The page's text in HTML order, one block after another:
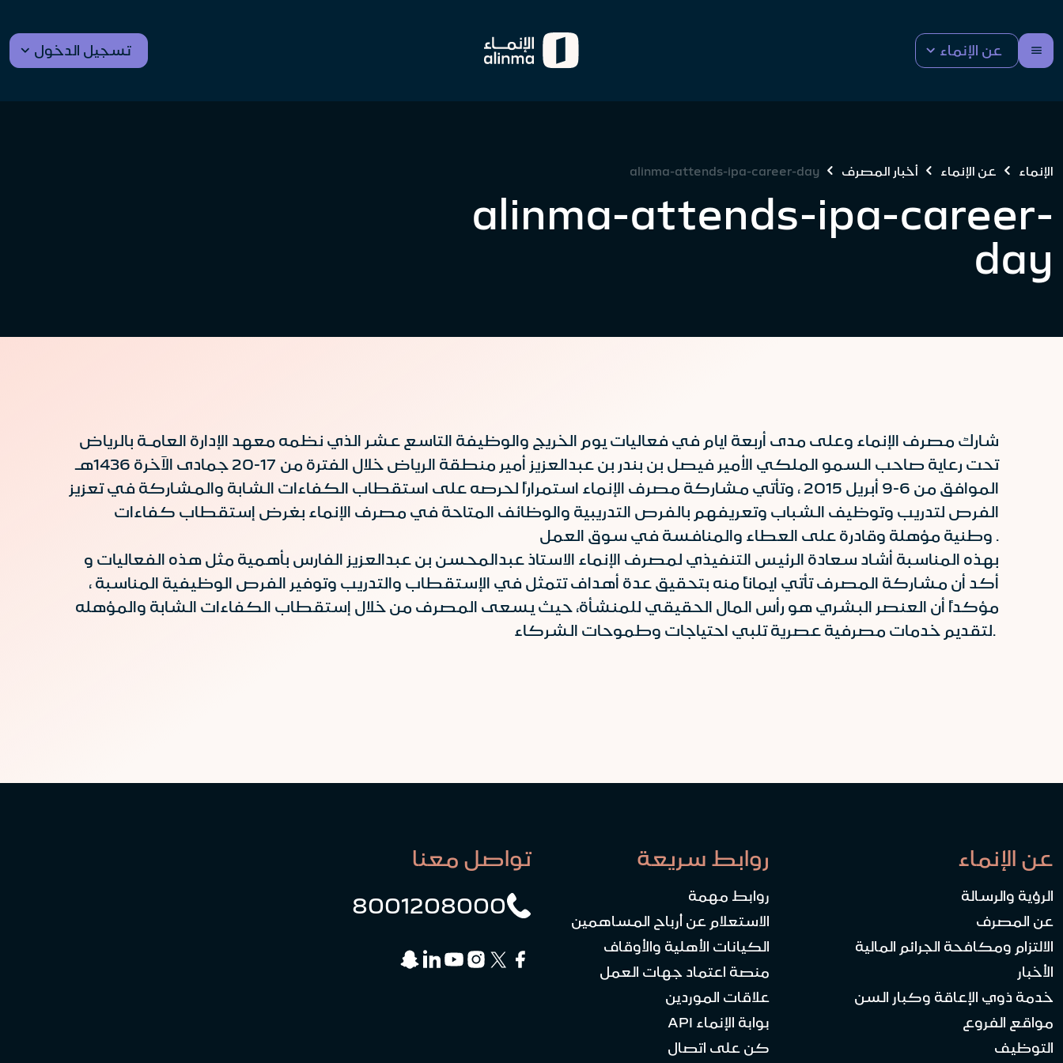
عن الإنماء تسجيل الدخول
الإنماء عن الإنماء أخبار المصرف alinma-attends-ipa-career-day
alinma-attends-ipa-career-
day
تحت رعاية صاحب السمو الملكي الأمير فيصل بن بندر بن عبدالعزيز أمير منطقة الرياض خلال الفترة من 17-20 جمادى الآخرة 1436هـ
الموافق من 6-9 أبريل 2015 ، وتأتي مشاركة مصرف الإنماء استمراراً لحرصه على استقطاب الكفاءات الشابة والمشاركة في تعزيز
الفرص لتدريب وتوظيف الشباب وتعريفهم بالفرص التدريبية والوظائف المتاحة في مصرف الإنماء بغرض إستقطاب كفاءات
وطنية مؤهلة وقادرة على العطاء والمنافسة في سوق العمل .
بهذه المناسبة أشاد سعادة الرئيس التنفيذي لمصرف الإنماء الاستاذ عبدالمحسن بن عبدالعزيز الفارس بأهمية مثل هذه الفعاليات و
أكد أن مشاركة المصرف تأتي ايماناً منه بتحقيق عدة أهداف تتمثل في الإستقطاب والتدريب وتوفير الفرص الوظيفية المناسبة ،
مؤكداً أن العنصر البشري هو رأس المال الحقيقي للمنشأة، حيث يسعى المصرف من خلال إستقطاب الكفاءات الشابة والمؤهله
لتقديم خدمات مصرفية عصرية تلبي احتياجات وطموحات الشركاء.
عن الإنماء
الرؤية والرسالة
عن المصرف
الالتزام ومكافحة الجرائم المالية
الأخبار
خدمة ذوي الإعاقة وكبار السن
مواقع الفروع
التوظيف
روابط سريعة
روابط مهمة
الاستعلام عن أرباح المساهمين
الكيانات الأهلية والأوقاف
منصة اعتماد جهات العمل
علاقات الموردين
بوابة الإنماء API
كن على اتصال
تواصل معنا
8001208000